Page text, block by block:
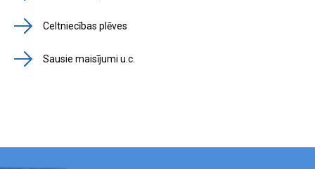
Celtniecības plēves
Sausie maisījumi u.c.